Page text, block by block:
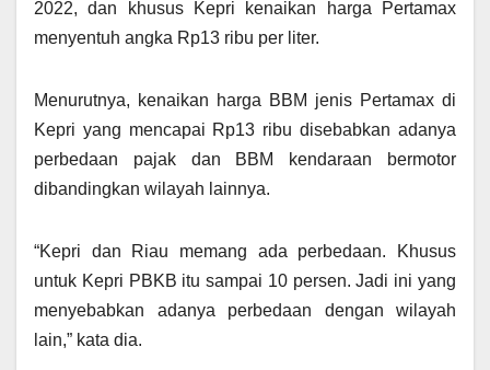
2022, dan khusus Kepri kenaikan harga Pertamax
menyentuh angka Rp13 ribu per liter.
Menurutnya, kenaikan harga BBM jenis Pertamax di
Kepri yang mencapai Rp13 ribu disebabkan adanya
perbedaan pajak dan BBM kendaraan bermotor
dibandingkan wilayah lainnya.
“Kepri dan Riau memang ada perbedaan. Khusus
untuk Kepri PBKB itu sampai 10 persen. Jadi ini yang
menyebabkan adanya perbedaan dengan wilayah
lain,” kata dia.